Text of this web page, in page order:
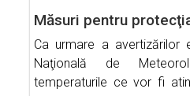
Măsuri pentru
Ca urmare a avertizărilor
Naţională de
temperaturile ce vor fi